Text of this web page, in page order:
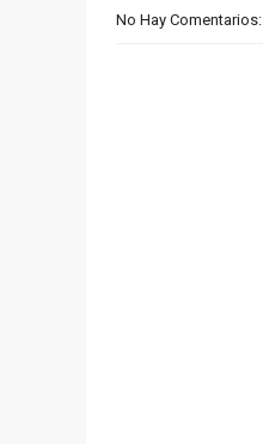
No Hay Comentarios: